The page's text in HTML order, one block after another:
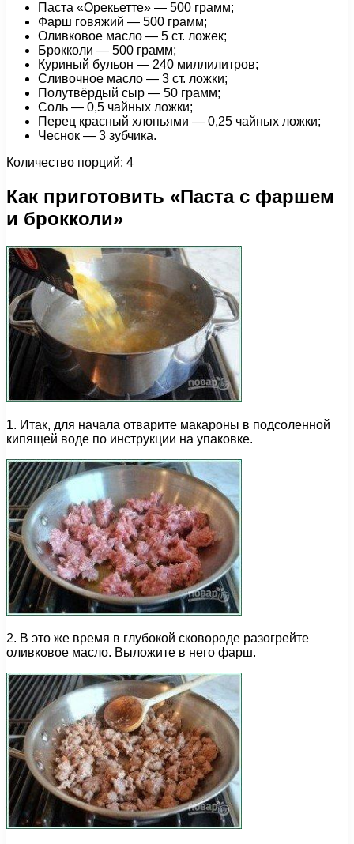
Паста «Орекьетте» — 500 грамм;
Фарш говяжий — 500 грамм;
Оливковое масло — 5 ст. ложек;
Брокколи — 500 грамм;
Куриный бульон — 240 миллилитров;
Сливочное масло — 3 ст. ложки;
Полутвёрдый сыр — 50 грамм;
Соль — 0,5 чайных ложки;
Перец красный хлопьями — 0,25 чайных ложки;
Чеснок — 3 зубчика.
Количество порций: 4
Как приготовить «Паста с фаршем
и брокколи»
1. Итак, для начала отварите макароны в подсоленной
кипящей воде по инструкции на упаковке.
2. В это же время в глубокой сковороде разогрейте
оливковое масло. Выложите в него фарш.